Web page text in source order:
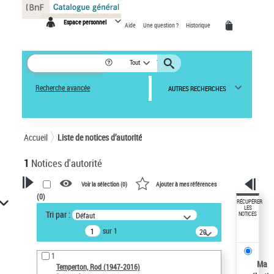
Espace personnel Aide Une question ? Historique
Tout
Recherche avancée AUTRES RECHERCHES
Accueil Liste de notices d’autorité
1 Notices d'autorité
VOTRE RECHERCHE
Recherche avancée dans les
notices d’autorité
Œuvres liées à l'auteur :
Temperton, Rod (1947-2016)
Voir la sélection (0) Ajouter à mes références
(0)
Tri par : Défaut
sur 1
20
résultats/page
1
Temperton, Rod (1947-2016)
RÉCUPÉRER
LES
NOTICES
Ma
Panneau de gestion des cookies